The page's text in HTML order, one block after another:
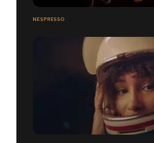
NESPRESSO